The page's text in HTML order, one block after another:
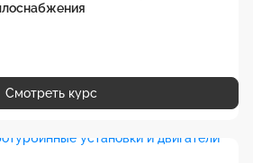
Смотреть курс